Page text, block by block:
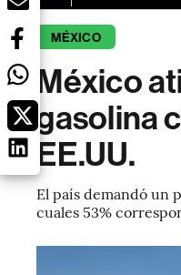
MÉXICO
México
gasolina
EE.UU.
El país demandó un
cuales 53%